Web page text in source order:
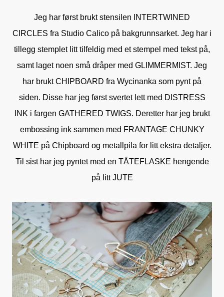
Jeg har først brukt stensilen INTERTWINED
CIRCLES fra Studio Calico på bakgrunnsarket. Jeg har i
tillegg stemplet litt tilfeldig med et stempel med tekst på,
samt laget noen små dråper med GLIMMERMIST. Jeg
har brukt CHIPBOARD fra Wycinanka som pynt på
siden. Disse har jeg først svertet lett med DISTRESS
INK i fargen GATHERED TWIGS. Deretter har jeg brukt
embossing ink sammen med FRANTAGE CHUNKY
WHITE på Chipboard og metallpila for litt ekstra detaljer.
Til sist har jeg pyntet med en TÅTEFLASKE hengende
på litt JUTE